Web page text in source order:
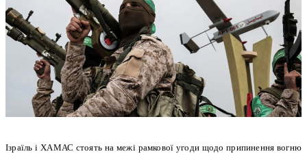
Ізраїль і ХАМАС стоять на межі рамкової угоди щодо припинення вогню